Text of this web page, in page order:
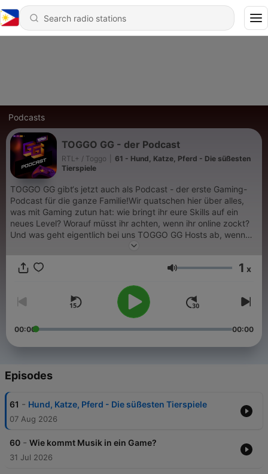
Podcasts
TOGGO GG - der Podcast
RTL+ / Toggo
61 - Hund, Katze, Pferd - Die süßesten
Tierspiele
TOGGO GG gibt‘s jetzt auch als Podcast - der erste Gaming-
Podcast für die ganze Familie!Wir quatschen hier über alles,
was mit Gaming zutun hat: wie bringt ihr eure Skills auf ein
neues Level? Worauf müsst ihr achten, wenn ihr online zockt?
Und was geht eigentlich bei uns TOGGO GG Hosts ab, wenn
wir mal nicht zocken?Das Beste: Eure Eltern dürfen gerne mit
ihr weitererzählen könnt. Begriffe wie „Grinding“, „Spawnen“
– egal ob Profi oder Elternteil! :) GG, hört rein!
Volume 1 x
00:00 00:00
Episodes
61 - Hund, Katze, Pferd - Die süßesten Tierspiele
07 Aug 2026
60 - Wie kommt Musik in ein Game?
31 Jul 2026